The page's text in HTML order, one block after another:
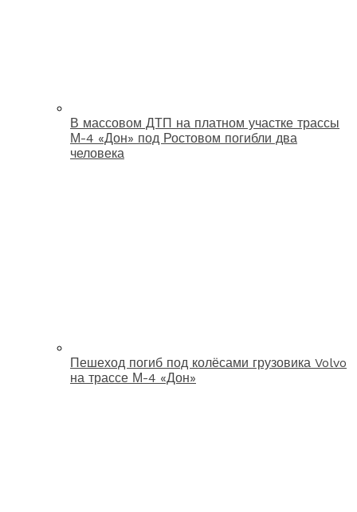
В массовом ДТП на платном участке трассы
М-4 «Дон» под Ростовом погибли два
человека
Пешеход погиб под колёсами грузовика Volvo
на трассе М-4 «Дон»